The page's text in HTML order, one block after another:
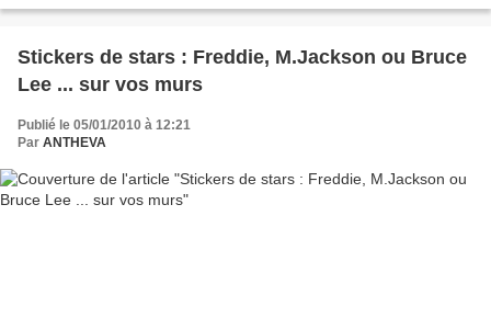
Stickers de stars : Freddie, M.Jackson ou Bruce
Lee ... sur vos murs
Publié le 05/01/2010 à 12:21
Par ANTHEVA